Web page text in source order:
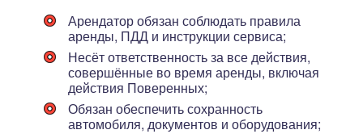
Арендатор обязан соблюдать правила
аренды, ПДД и инструкции сервиса;
Несёт ответственность за все действия,
совершённые во время аренды, включая
действия Поверенных;
Обязан обеспечить сохранность
автомобиля, документов и оборудования;